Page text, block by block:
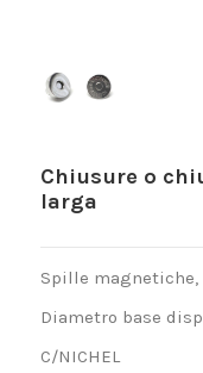
Chiusure o
larga
Spille magnetiche,
Diametro base
C/NICHEL